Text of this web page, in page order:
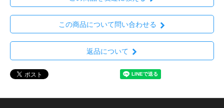
この商品について問い合わせる
返品について